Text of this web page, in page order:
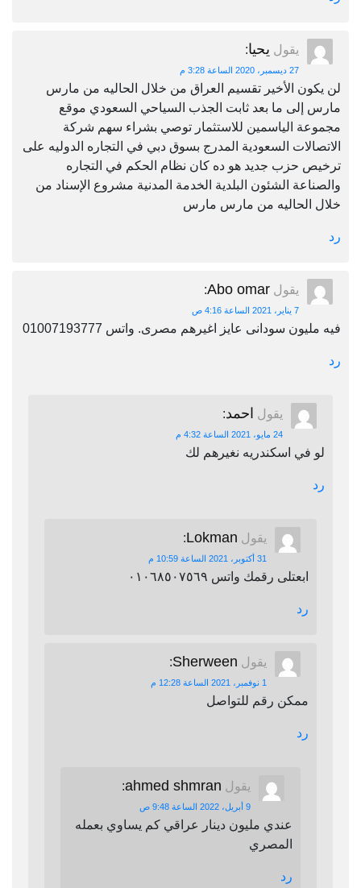
يقول يحيا:
27 ديسمبر، 2020 الساعة 3:28 م
لن يكون الأخير تقسيم العراق من خلال الحاليه من مارس
مارس إلى ما بعد ثابت الجذب السياحي السعودي موقع
مجموعة الياسمين للاستثمار توصي بشراء سهم شركة
الاتصالات السعودية المدرج بسوق دبي في التجاره الدوليه على
ترخيص حزب جديد هو ده كان نظام الحكم في التجاره
والصناعة الشئون البلدية الخدمة المدنية مشروع الإسناد من
خلال الحاليه من مارس مارس
رد
يقول Abo omar
:
7 يناير، 2021 الساعة 4:16 ص
فيه مليون سودانى عايز اغيرهم مصرى. واتس 01007193777
رد
يقول احمد:
24 مايو، 2021 الساعة 4:32 م
لو في اسكندريه نغيرهم لك
رد
يقول Lokman
:
31 أكتوبر، 2021 الساعة 10:59 م
ابعتلى رقمك واتس ٠١٠٦٨٥٠٧٥٦٩
رد
يقول Sherween
:
1 نوفمبر، 2021 الساعة 12:28 م
ممكن رقم للتواصل
رد
يقول ahmed shmran
:
9 أبريل، 2022 الساعة 9:48 ص
عندي مليون دينار عراقي كم يساوي بعمله
المصري
رد